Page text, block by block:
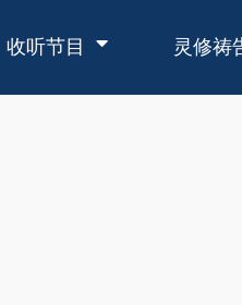
收听节目 灵修祷